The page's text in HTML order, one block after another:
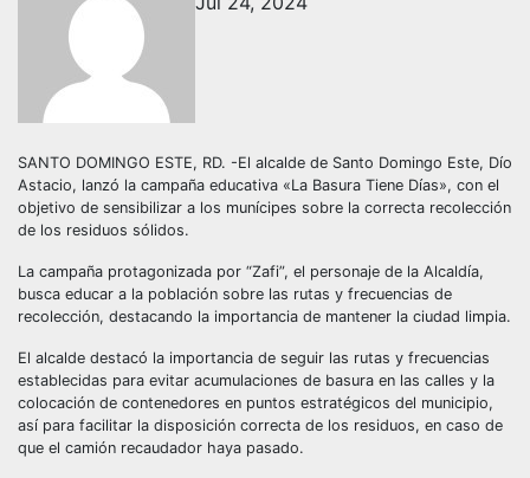
SANTO DOMINGO ESTE, RD. -El alcalde de Santo Domingo Este, Dío
Astacio, lanzó la campaña educativa «La Basura Tiene Días», con el
objetivo de sensibilizar a los munícipes sobre la correcta recolección
de los residuos sólidos.
La campaña protagonizada por “Zafi”, el personaje de la Alcaldía,
busca educar a la población sobre las rutas y frecuencias de
recolección, destacando la importancia de mantener la ciudad limpia.
El alcalde destacó la importancia de seguir las rutas y frecuencias
establecidas para evitar acumulaciones de basura en las calles y la
colocación de contenedores en puntos estratégicos del municipio,
así para facilitar la disposición correcta de los residuos, en caso de
que el camión recaudador haya pasado.